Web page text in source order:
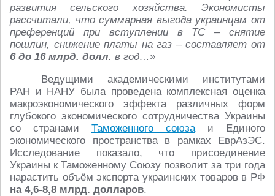
развития сельского хозяйства. Экономисты
рассчитали, что суммарная выгода украинцам от
преференций при вступлении в ТС – снятие
пошлин, снижение платы на газ – составляет от
6 до 16 млрд. долл. в год…»
Ведущими академическими институтами
РАН и НАНУ была проведена комплексная оценка
макроэкономического эффекта различных форм
глубокого экономического сотрудничества Украины
со странами Таможенного союзаи Единого
экономического пространства в рамках ЕврАзЭС.
Исследование показало, что присоединение
Украины к Таможенному Союзу позволит за три года
нарастить объём экспорта украинских товаров в РФ
на 4,6-8,8 млрд. долларов.